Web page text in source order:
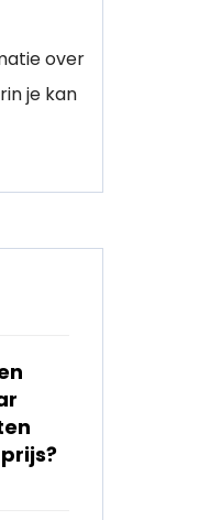
over
je kan